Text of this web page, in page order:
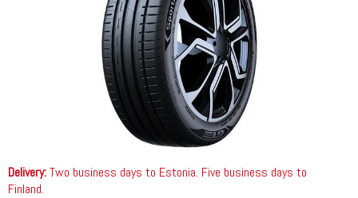
Delivery:Two business days to Estonia. Five business days to
Finland.